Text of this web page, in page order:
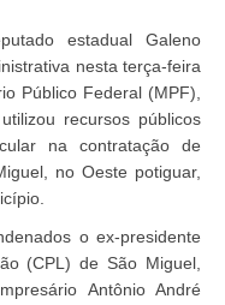
estadual Galeno
nesta terça-feira
Público Federal (MPF),
recursos públicos
na contratação de
no Oeste potiguar,
o ex-presidente
(CPL) de São Miguel,
Antônio André